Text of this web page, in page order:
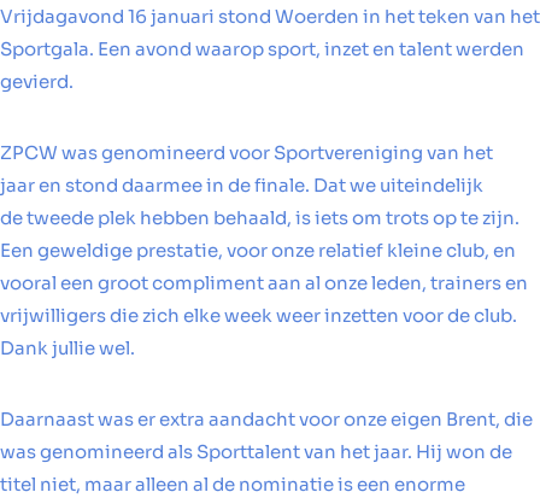
Vrijdagavond 16 januari stond Woerden in het teken van het
Sportgala. Een avond waarop sport, inzet en talent werden
gevierd.
ZPCW was genomineerd voor Sportvereniging van het
jaar en stond daarmee in de finale. Dat we uiteindelijk
de tweede plek hebben behaald, is iets om trots op te zijn.
Een geweldige prestatie, voor onze relatief kleine club, en
vooral een groot compliment aan al onze leden, trainers en
vrijwilligers die zich elke week weer inzetten voor de club.
Dank jullie wel.
Daarnaast was er extra aandacht voor onze eigen Brent, die
was genomineerd als Sporttalent van het jaar. Hij won de
titel niet, maar alleen al de nominatie is een enorme